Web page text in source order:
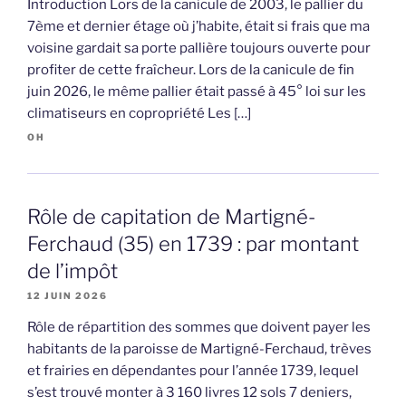
Introduction Lors de la canicule de 2003, le pallier du
7ème et dernier étage où j’habite, était si frais que ma
voisine gardait sa porte pallière toujours ouverte pour
profiter de cette fraîcheur. Lors de la canicule de fin
juin 2026, le même pallier était passé à 45° loi sur les
climatiseurs en copropriété Les […]
OH
Rôle de capitation de Martigné-
Ferchaud (35) en 1739 : par montant
de l’impôt
12 JUIN 2026
Rôle de répartition des sommes que doivent payer les
habitants de la paroisse de Martigné-Ferchaud, trèves
et frairies en dépendantes pour l’année 1739, lequel
s’est trouvé monter à 3 160 livres 12 sols 7 deniers,